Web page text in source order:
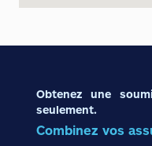
Obtenez une
seulement.
Combinez vos